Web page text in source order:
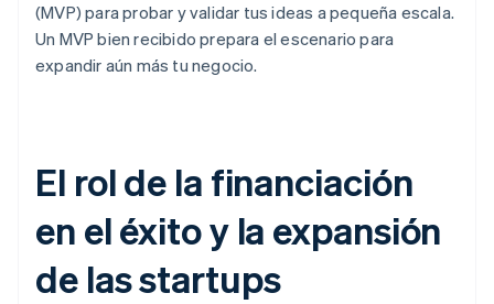
(MVP) para probar y validar tus ideas a pequeña escala.
Un MVP bien recibido prepara el escenario para
expandir aún más tu negocio.
El rol de la financiación
en el éxito y la expansión
de las startups